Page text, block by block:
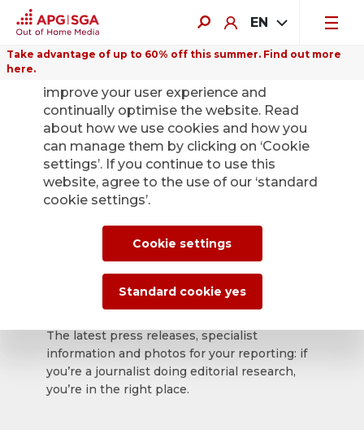
EN
Take advantage of up to 60% off this summer. Find out more
here.
Back
APG|SGA press
office for news and
press releases.
The latest press releases, specialist
information and photos for your reporting: if
you’re a journalist doing editorial research,
you’re in the right place.
improve your user experience and
continually optimise the website. Read
about how we use cookies and how you
can manage them by clicking on ‘Cookie
settings’. If you continue to use this
website, agree to the use of our ‘standard
cookie settings’.
Cookie settings
Standard cookie yes